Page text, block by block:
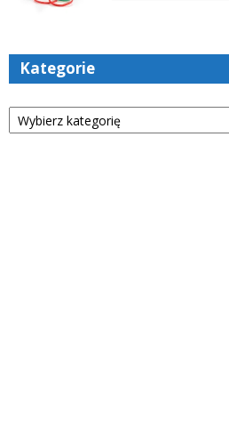
Kategorie
Kategorie